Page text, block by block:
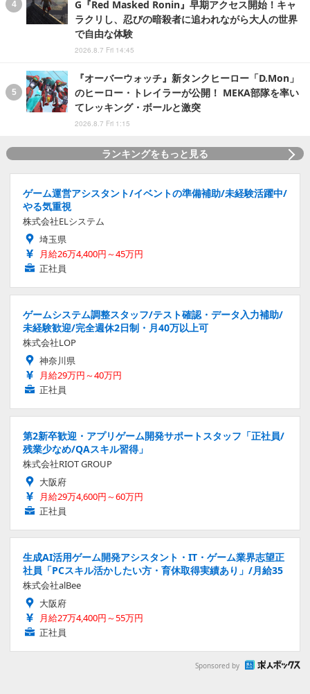
G『Red Masked Ronin』早期アクセス開始！キャ
ラクリし、忍びの暗殺者に追われながら大人の世界
で自由な体験
2026.8.7 Fri 14:45
『オーバーウォッチ』新タンクヒーロー「D.Mon」
のヒーロー・トレイラーが公開！ MEKA部隊を率い
てレッキング・ボールと激突
2026.8.7 Fri 1:15
ランキングをもっと見る
ゲーム運営アシスタント/イベントの準備補助/未経験活躍中/
やる気重視
株式会社ELシステム
埼玉県
月給26万4,400円～45万円
正社員
ゲームシステム調整スタッフ/テスト確認・データ入力補助/
未経験歓迎/完全週休2日制・月40万以上可
株式会社LOP
神奈川県
月給29万円～40万円
正社員
第2新卒歓迎・アプリゲーム開発サポートスタッフ「正社員/
残業少なめ/QAスキル習得」
株式会社RIOT GROUP
大阪府
月給29万4,600円～60万円
正社員
生成AI活用ゲーム開発アシスタント・IT・ゲーム業界志望正
社員「PCスキル活かしたい方・育休取得実績あり」/月給35
株式会社alBee
大阪府
月給27万4,400円～55万円
正社員
Sponsored by